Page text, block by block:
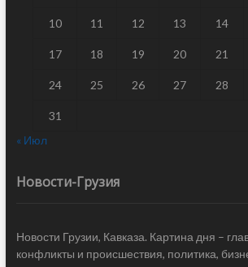
10 11 12 13 14
17 18 19 20 21
24 25 26 27 28
31
« Июл
Новости-Грузия
Новости Грузии, Кавказа. Картина дня –
конфликты и происшествия, политика,